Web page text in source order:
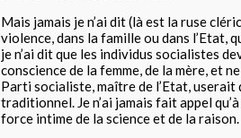
Mais jamais je n’ai dit (là est la ruse
violence, dans la famille ou dans l’Etat,
je n’ai dit que les individus socialistes
conscience de la femme, de la mère, et
Parti socialiste, maître de l’Etat,
traditionnel. Je n’ai jamais fait appel
force intime de la science et de la raison.